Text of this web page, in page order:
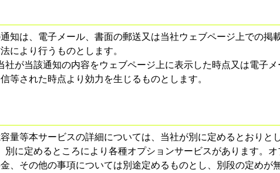
知は、電子メール、書面の郵送又は当社ウェブページ上での掲
により行うものとします。
が当該通知の内容をウェブページ上に表示した時点又は電子メ
等された時点より効力を生じるものとします。
量等本サービスの詳細については、当社が別に定めるとおりとし
に定めるところにより各種オプションサービスがあります。オ
、その他の事項については別途定めるものとし、別段の定めが